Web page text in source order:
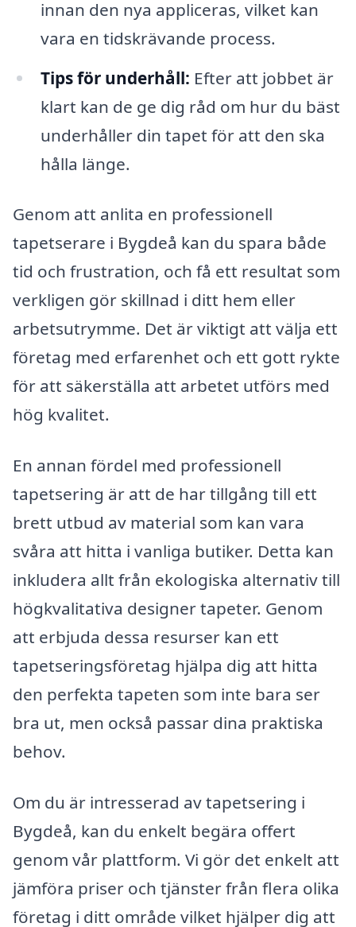
innan den nya appliceras, vilket kan
vara en tidskrävande process.
Tips för underhåll: Efter att jobbet är
klart kan de ge dig råd om hur du bäst
underhåller din tapet för att den ska
hålla länge.
Genom att anlita en professionell
tapetserare i Bygdeå kan du spara både
tid och frustration, och få ett resultat som
verkligen gör skillnad i ditt hem eller
arbetsutrymme. Det är viktigt att välja ett
företag med erfarenhet och ett gott rykte
för att säkerställa att arbetet utförs med
hög kvalitet.
En annan fördel med professionell
tapetsering är att de har tillgång till ett
brett utbud av material som kan vara
svåra att hitta i vanliga butiker. Detta kan
inkludera allt från ekologiska alternativ till
högkvalitativa designer tapeter. Genom
att erbjuda dessa resurser kan ett
tapetseringsföretag hjälpa dig att hitta
den perfekta tapeten som inte bara ser
bra ut, men också passar dina praktiska
behov.
Om du är intresserad av tapetsering i
Bygdeå, kan du enkelt begära offert
genom vår plattform. Vi gör det enkelt att
jämföra priser och tjänster från flera olika
företag i ditt område vilket hjälper dig att